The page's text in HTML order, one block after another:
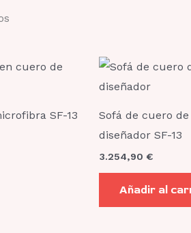
SF-13
Sofá de cuero
diseñador SF-13
3.254,90 €
Añadir al